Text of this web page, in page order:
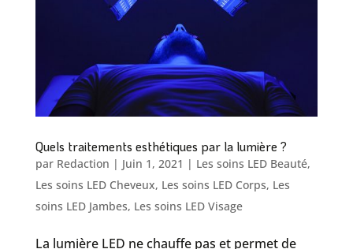
Quels traitements esthétiques par la lumière ?
par Redaction | Juin 1, 2021 | Les soins LED Beauté,
Les soins LED Cheveux, Les soins LED Corps, Les
soins LED Jambes, Les soins LED Visage
La lumière LED ne chauffe pas et permet de